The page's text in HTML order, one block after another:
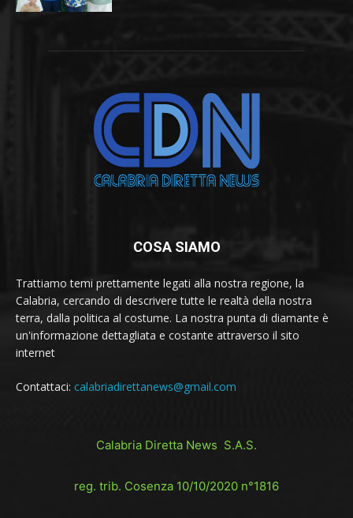
COSA SIAMO
Trattiamo temi prettamente legati alla nostra regione, la
Calabria, cercando di descrivere tutte le realtà della nostra
terra, dalla politica al costume. La nostra punta di diamante è
un'informazione dettagliata e costante attraverso il sito
internet
Contattaci: calabriadirettanews@gmail.com
Calabria Diretta News S.A.S.
reg. trib. Cosenza 10/10/2020 n°1816